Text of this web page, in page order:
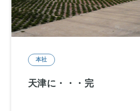
本社
天津に・・・完